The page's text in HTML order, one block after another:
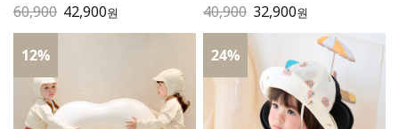
60,900 42,900원 40,900 32,900원
12% 24%